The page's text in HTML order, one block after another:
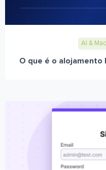
AI &
O que é o alojamento